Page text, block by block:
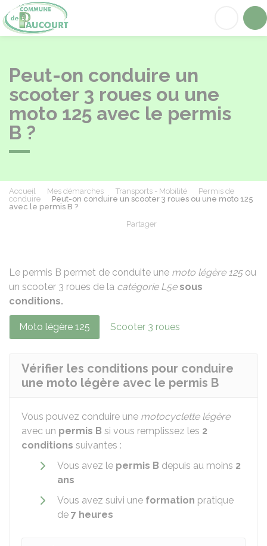
Peut-on conduire un
scooter 3 roues ou une
moto 125 avec le permis
B ?
Accueil Mes démarches Transports - Mobilité
Permis de
conduire
Peut-on conduire un scooter 3 roues ou une moto 125
avec le permis B ?
Partager
Le permis B permet de conduite une moto légère 125ou
un scooter 3 roues de la catégorie L5e sous
conditions.
Moto légère 125 Scooter 3 roues
Vérifier les conditions pour conduire
une moto légère avec le permis B
Vous pouvez conduire une motocyclette légère
avec un permis B si vous remplissez les 2
conditions suivantes :
Vous avez le permis B depuis au moins 2
ans
Vous avez suivi une formation pratique
de 7 heures